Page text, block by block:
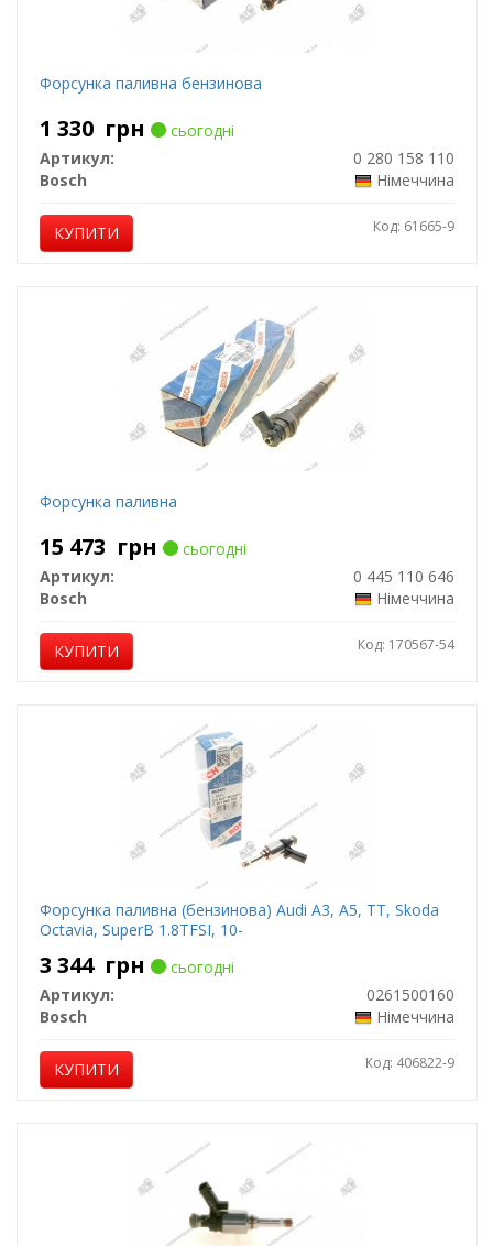
Форсунка паливна бензинова
1 330 грн
сьогодні
Артикул:
0 280 158 110
Bosch
Німеччина
КУПИТИ Код: 61665-9
Форсунка паливна
15 473 грн
сьогодні
Артикул:
0 445 110 646
Bosch
Німеччина
КУПИТИ Код: 170567-54
Форсунка паливна (бензинова) Audi A3, A5, TT, Skoda
Octavia, SuperB 1.8TFSI, 10-
3 344 грн
сьогодні
Артикул:
0261500160
Bosch
Німеччина
КУПИТИ Код: 406822-9